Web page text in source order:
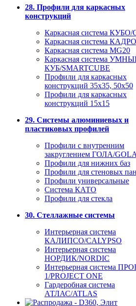
28. Профили для каркасных
конструкций
Каркасная система КУБО/
Каркасная система
Каркасная система MG20
Каркасная система
КУБ/SMARTCUBE
Профили для каркасных
конструкций 35x35, 50x50
Профили для каркасных
конструкций 15х15
29. Системы алюминиевых и
пластиковых профилей
Профили с внутренним
закруглением ГОЛА/GOLA
Профили для нижних баз
Профили для стеновых
Профили универсальные
Система КАТО
Профили для стекла
30. Стеллажные системы
Интерьерная система
КАЛИПСО/CALYPSO
Интерьерная система
НОРДИК/NORDIC
Интерьерная система
1/PROJECT ONE
Гардеробная система
АТЛАС/ATLAS